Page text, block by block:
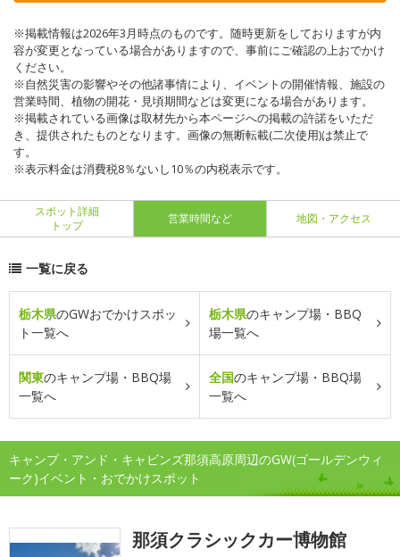
※掲載情報は2026年3月時点のものです。随時更新をしておりますが内
容が変更となっている場合がありますので、事前にご確認の上おでかけ
ください。
※自然災害の影響やその他諸事情により、イベントの開催情報、施設の
営業時間、植物の開花・見頃期間などは変更になる場合があります。
※掲載されている画像は取材先から本ページへの掲載の許諾をいただ
き、提供されたものとなります。画像の無断転載(二次使用)は禁止で
す。
※表示料金は消費税8％ないし10％の内税表示です。
スポット詳細
トップ
営業時間など 地図・アクセス
一覧に戻る
栃木県のGWおでかけスポッ
ト一覧へ
栃木県のキャンプ場・BBQ
場一覧へ
関東のキャンプ場・BBQ場
一覧へ
全国のキャンプ場・BBQ場
一覧へ
キャンプ・アンド・キャビンズ那須高原周辺のGW(ゴールデンウィ
ーク)イベント・おでかけスポット
那須クラシックカー博物館